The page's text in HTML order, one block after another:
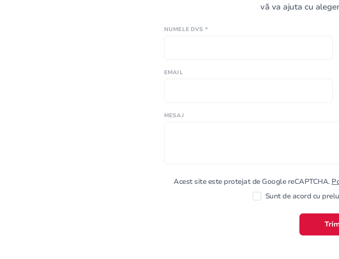
vă va ajuta cu
NUMELE DVS *
EMAIL
MESAJ
Acest site este protejat de Google reCAPTCHA.
Sunt de acord cu